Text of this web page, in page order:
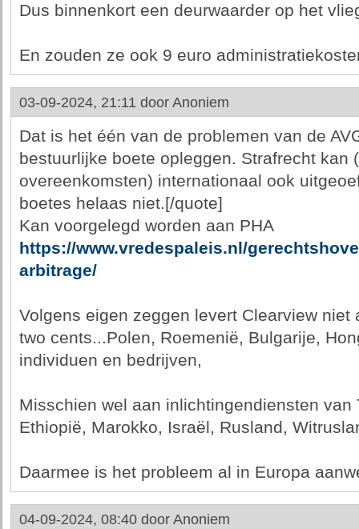
Dus binnenkort een deurwaarder op het
En zouden ze ook 9 euro
03-09-2024, 21:11 door Anoniem
Dat is het één van de problemen van de
bestuurlijke boete opleggen. Strafrecht kan
overeenkomsten) internationaal ook
boetes helaas niet.[/quote]
Kan voorgelegd worden aan PHA
https://www.vredespaleis.nl/
arbitrage/
Volgens eigen zeggen levert Clearview niet
two cents...Polen, Roemenië, Bulgarije,
individuen en bedrijven,
Misschien wel aan inlichtingendiensten
Ethiopië, Marokko, Israël, Rusland,
Daarmee is het probleem al in Europa
04-09-2024, 08:40 door Anoniem